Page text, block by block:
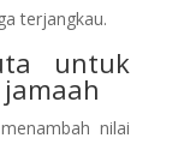
terjangkau.
untuk
nilai